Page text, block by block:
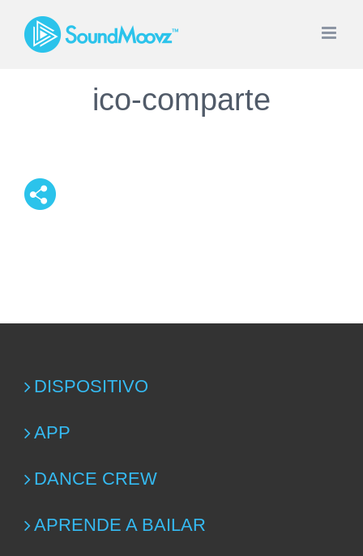
Saltar
ico-comparte
DISPOSITIVO
APP
DANCE CREW
APRENDE A BAILAR